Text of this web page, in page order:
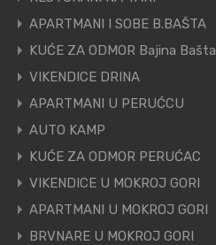
APARTMANI I SOBE B.BAŠTA
KUĆE ZA ODMOR Bajina Bašta
VIKENDICE DRINA
APARTMANI U PERUĆCU
AUTO KAMP
KUĆE ZA ODMOR PERUĆAC
VIKENDICE U MOKROJ GORI
APARTMANI U MOKROJ GORI
BRVNARE U MOKROJ GORI